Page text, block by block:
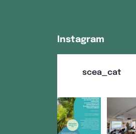
Instagram
scea_cat